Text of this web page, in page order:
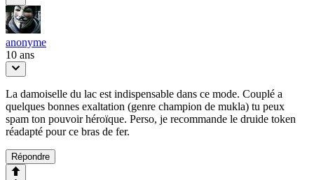
anonyme
10 ans
La damoiselle du lac est indispensable dans ce mode. Couplé a
quelques bonnes exaltation (genre champion de mukla) tu peux
spam ton pouvoir héroïque. Perso, je recommande le druide token
réadapté pour ce bras de fer.
Répondre